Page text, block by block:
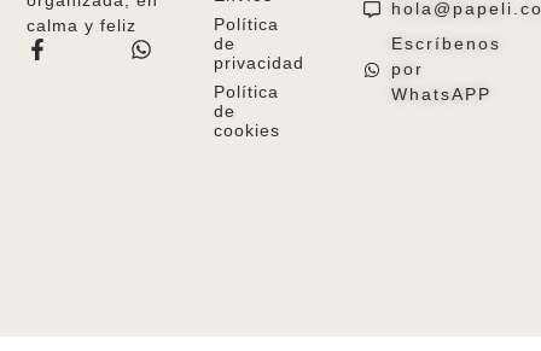
calma y feliz
Política
de
privacidad
Política
de
cookies
Escríbenos
por
WhatsAPP